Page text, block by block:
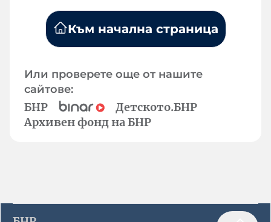
Към начална страница
Или проверете още от нашите
сайтове:
БНР
Детското.БНР
Архивен фонд на БНР